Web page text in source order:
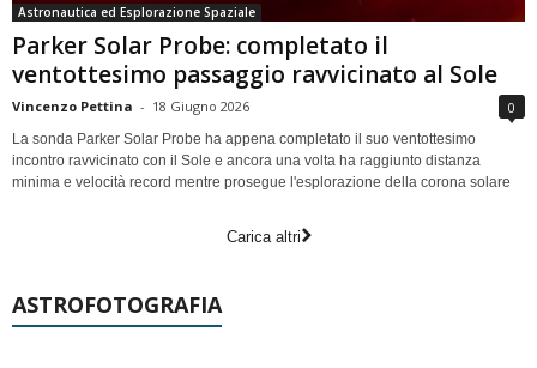
Astronautica ed Esplorazione Spaziale
Parker Solar Probe: completato il
ventottesimo passaggio ravvicinato al Sole
Vincenzo Pettina - 18 Giugno 2026 0
La sonda Parker Solar Probe ha appena completato il suo ventottesimo
incontro ravvicinato con il Sole e ancora una volta ha raggiunto distanza
minima e velocità record mentre prosegue l'esplorazione della corona solare
Carica altri
ASTROFOTOGRAFIA